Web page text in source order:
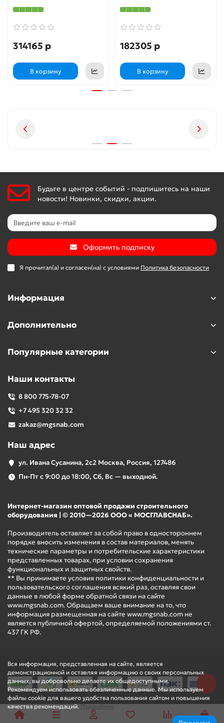
314165 р
В корзину
182305 р
В корзину
Вся информация, представленная на сайте, является
демонстрационной и оставляя информацию о своих персональных
данных, вы добровольно делаете их общедоступными.
Рекомендуем использовать обезличенные данные. Мы используем
файлы cookie для вашего удобства пользования сайтом и повышения
качества рекомендаций.Подробнее
Будьте в центре событий - подпишитесь на наши
новости! Новинки, скидки, акции.
Оформить подписку
Я прочитал(а) и согласен(на) с условиями Политика безопасности
Информация
Дополнительно
Популярные категории
Наши контакты
8 800 775-78-07
+7 495 320 32 32
zakaz@mgsnab.com
Наш адрес
ул. Ивана Сусанина, 2с2 Москва, Россия, 127486
Пн-Пт с 9:00 до 18:00, Сб, Вс — выходной.
Интернет-магазин оптовой продажи строительного
оборудования | © 2010—2026 ООО « МОСГЛАВСНАБ».
Производитель оставляет за собой право в одностороннем
порядке вносить изменения в состав материалов, менять
технические параметры и потребительские характеристики
представленных товарах, при условии сохранения
функциональных и защитных свойств.
** Вы принимаете условия политики конфиденциальности и
пользовательского соглашения всякий раз, оставляя свои
данные в любой форме обратной связи на сайте
www.mgsnab.com. Обращаем ваше внимание на то, что
информация размещенная на сайте www.mgsnab.com не
является публичной офертой, определяемой положениями ст.
437 ГК РФ.